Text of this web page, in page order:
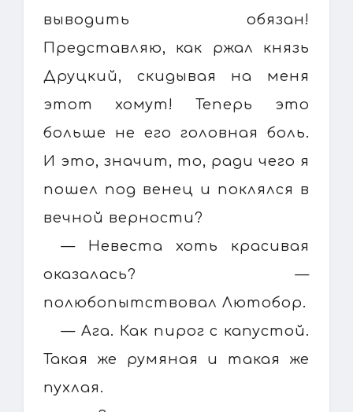
выводить обязан!
Представляю, как ржал князь
Друцкий, скидывая на меня
этот хомут! Теперь это
больше не его головная боль.
И это, значит, то, ради чего я
пошел под венец и поклялся в
вечной верности?
— Невеста хоть красивая
оказалась? —
полюбопытствовал Лютобор.
— Ага. Как пирог с капустой.
Такая же румяная и такая же
пухлая.